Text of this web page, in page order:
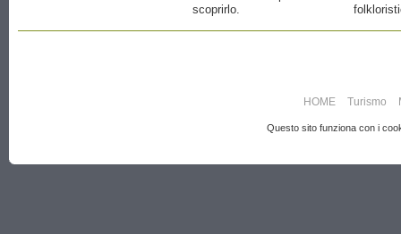
scoprirlo.
HOME Turismo
Questo sito funziona con i